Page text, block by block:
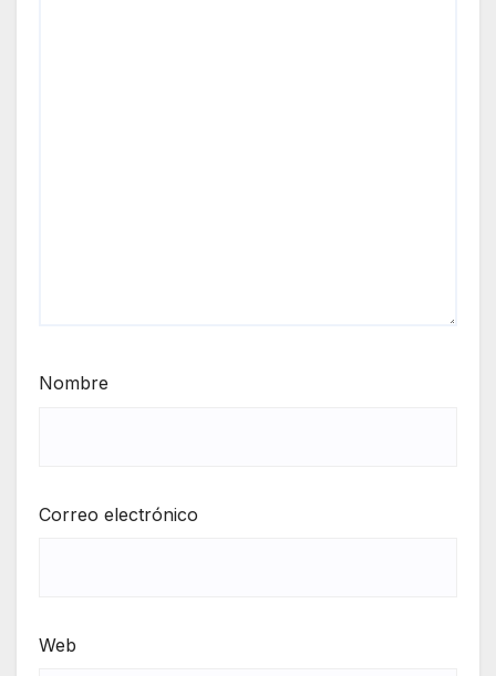
Nombre
Correo electrónico
Web